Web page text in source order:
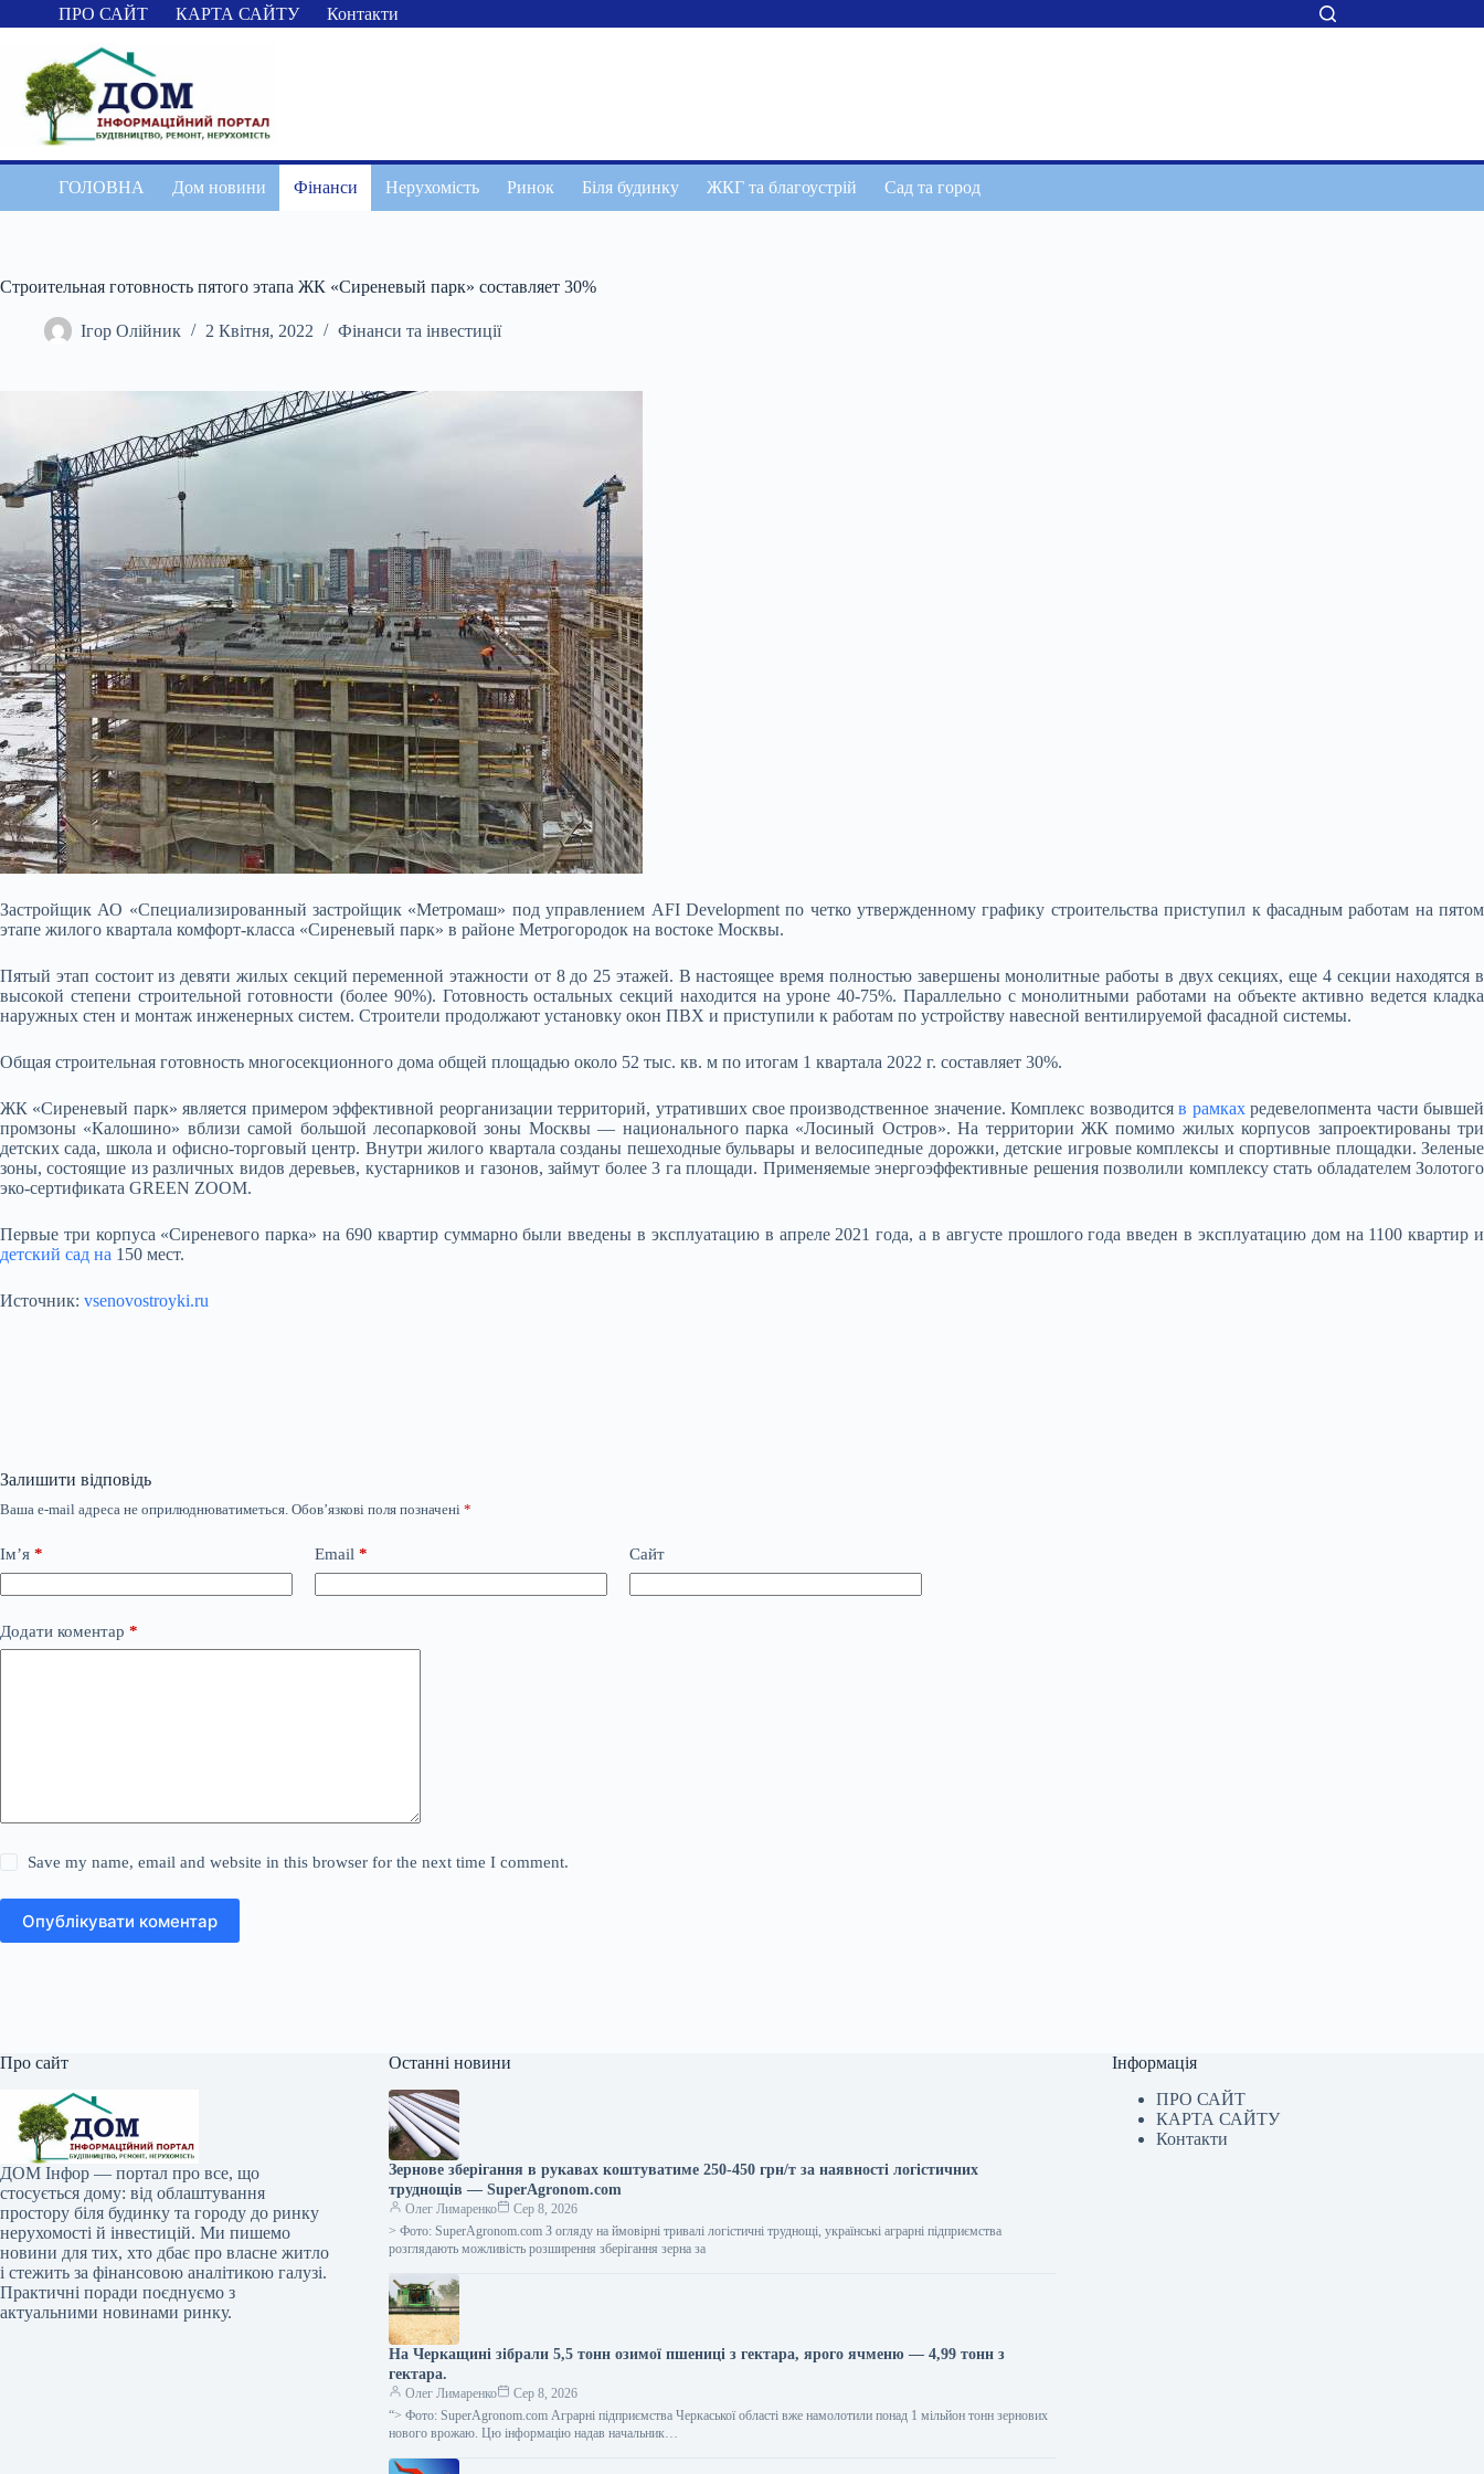
Перейти
до
ПРО САЙТ КАРТА САЙТУ Контакти
ГОЛОВНА Дом новини Фінанси Нерухомість Ринок Біля будинку ЖКГ та благоустрій Сад та город
Строительная готовность пятого этапа ЖК «Сиреневый парк» составляет 30%
Ігор Олійник 2 Квітня, 2022 Фінанси та інвестиції
Застройщик АО «Специализированный застройщик «Метромаш» под управлением AFI Development по четко утвержденному графику строительства приступил к фасадным работам на пятом
этапе жилого квартала комфорт-класса «Сиреневый парк» в районе Метрогородок на востоке Москвы.
Пятый этап состоит из девяти жилых секций переменной этажности от 8 до 25 этажей. В настоящее время полностью завершены монолитные работы в двух секциях, еще 4 секции находятся в
высокой степени строительной готовности (более 90%). Готовность остальных секций находится на уроне 40-75%. Параллельно с монолитными работами на объекте активно ведется кладка
наружных стен и монтаж инженерных систем. Строители продолжают установку окон ПВХ и приступили к работам по устройству навесной вентилируемой фасадной системы.
Общая строительная готовность многосекционного дома общей площадью около 52 тыс. кв. м по итогам 1 квартала 2022 г. составляет 30%.
ЖК «Сиреневый парк» является примером эффективной реорганизации территорий, утративших свое производственное значение. Комплекс возводитсяв рамкахредевелопмента части бывшей
промзоны «Калошино» вблизи самой большой лесопарковой зоны Москвы — национального парка «Лосиный Остров». На территории ЖК помимо жилых корпусов запроектированы три
детских сада, школа и офисно-торговый центр. Внутри жилого квартала созданы пешеходные бульвары и велосипедные дорожки, детские игровые комплексы и спортивные площадки. Зеленые
зоны, состоящие из различных видов деревьев, кустарников и газонов, займут более 3 га площади. Применяемые энергоэффективные решения позволили комплексу стать обладателем Золотого
эко-сертификата GREEN ZOOM.
Первые три корпуса «Сиреневого парка» на 690 квартир суммарно были введены в эксплуатацию в апреле 2021 года, а в августе прошлого года введен в эксплуатацию дом на 1100 квартир и
детский сад на 150 мест.
Источник: vsenovostroyki.ru
Залишити відповідь
Ваша e-mail адреса не оприлюднюватиметься. Обов’язкові поля позначені *
Ім’я * Email * Сайт
Додати коментар *
Save my name, email and website in this browser for the next time I comment.
Опублікувати коментар
Про сайт
ДОМ Інфор — портал про все, що
стосується дому: від облаштування
простору біля будинку та городу до ринку
нерухомості й інвестицій. Ми пишемо
новини для тих, хто дбає про власне житло
і стежить за фінансовою аналітикою галузі.
Практичні поради поєднуємо з
актуальними новинами ринку.
Останні новини
Зернове зберігання в рукавах коштуватиме 250-450 грн/т за наявності логістичних
труднощів — SuperAgronom.com
Олег Лимаренко
Сер 8, 2026
> Фото: SuperAgronom.com З огляду на ймовірні тривалі логістичні труднощі, українські аграрні підприємства
розглядають можливість розширення зберігання зерна за
На Черкащині зібрали 5,5 тонн озимої пшениці з гектара, ярого ячменю — 4,99 тонн з
гектара.
Олег Лимаренко
Сер 8, 2026
“> Фото: SuperAgronom.com Аграрні підприємства Черкаської області вже намолотили понад 1 мільйон тонн зернових
нового врожаю. Цю інформацію надав начальник…
Інформація
ПРО САЙТ
КАРТА САЙТУ
Контакти